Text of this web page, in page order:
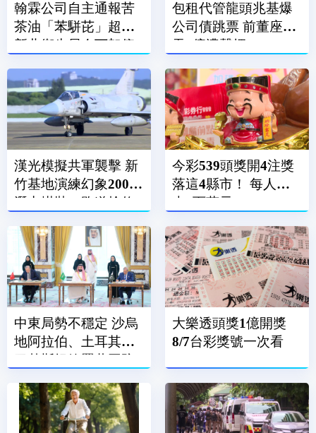
翰霖公司自主通報苦
茶油「苯駢芘」超標
新北衛生局令下架停
包租代管龍頭兆基爆
公司債跳票 前董座涉
吞7億遭聲押
漢光模擬共軍襲擊 新
竹基地演練幻象2000
潛力掛裝、跑道搶修
今彩539頭獎開4注獎
落這4縣市！ 每人抱
走6百萬元
中東局勢不穩定 沙烏
地阿拉伯、土耳其、
巴基斯坦簽署共同防
大樂透頭獎1億開獎
8/7台彩獎號一次看